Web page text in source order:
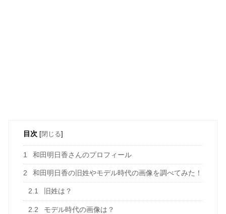
目次 [閉じる]
1 和田明日香さんのプロフィール
2 和田明日香の旧姓やモデル時代の画像を調べてみた！
2.1 旧姓は？
2.2 モデル時代の画像は？